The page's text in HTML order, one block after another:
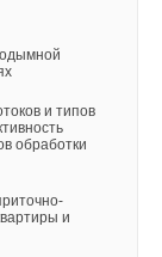
и типов
обработки
и